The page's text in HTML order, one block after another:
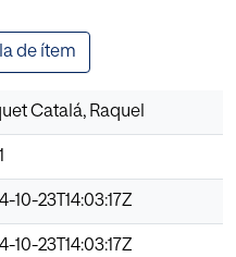
de ítem
Catalá, Raquel
10-23T14:03:17Z
10-23T14:03:17Z